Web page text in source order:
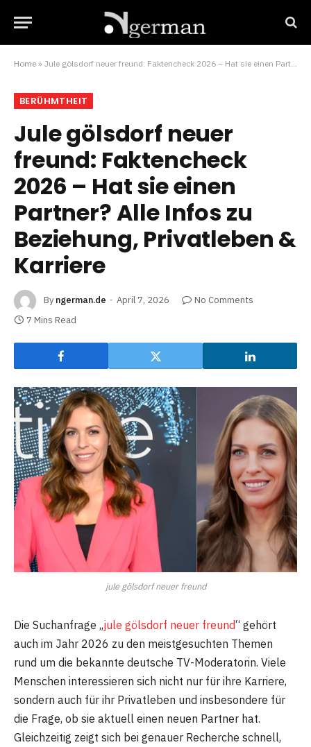
Home » Jule gölsdorf neuer freund: Faktencheck 2026 – Hat sie einen Partner? Alle Infos zu Beziehung, Privatleben & Karriere
BERÜHMTHEIT
Jule gölsdorf neuer
freund: Faktencheck
2026 – Hat sie einen
Partner? Alle Infos zu
Beziehung, Privatleben &
Karriere
By ngerman.de April 7, 2026
No Comments
7 Mins Read
jule gölsdorf neuer freund
Die Suchanfrage „jule gölsdorf neuer freund“ gehört
auch im Jahr 2026 zu den meistgesuchten Themen
rund um die bekannte deutsche TV-Moderatorin. Viele
Menschen interessieren sich nicht nur für ihre Karriere,
sondern auch für ihr Privatleben und insbesondere für
die Frage, ob sie aktuell einen neuen Partner hat.
Gleichzeitig zeigt sich bei genauer Recherche schnell,